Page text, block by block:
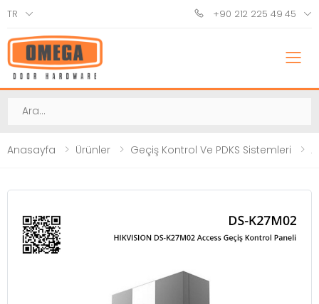
TR +90 212 225 49 45
Ara
Anasayfa Ürünler Geçiş Kontrol Ve PDKS Sistemleri